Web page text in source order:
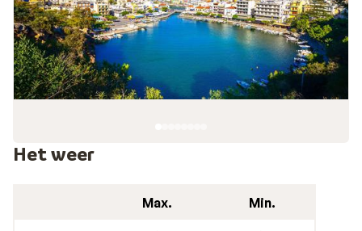
ritueel: de Voltà. Dit is een avondwandeling in mooie
kleding waarbij het voornamelijk gaat om zien en gezien
worden. Dus geen korte broeken, T-shirts en
Een vakantie die bij je past
vakantiebestemming voor iedereen. Shop, bezoek de
kerkjes en het folkloristische museum, kom bij op het
restaurants en zoek ‘s avonds de gezelligheid op in de
Het weer
Max. Min.